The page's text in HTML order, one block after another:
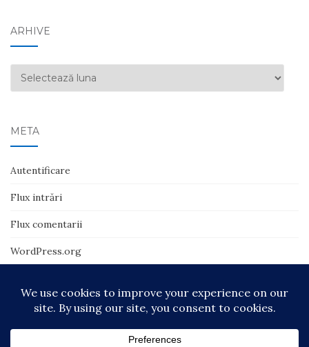
ARHIVE
Arhive
META
Autentificare
Flux intrări
Flux comentarii
WordPress.org